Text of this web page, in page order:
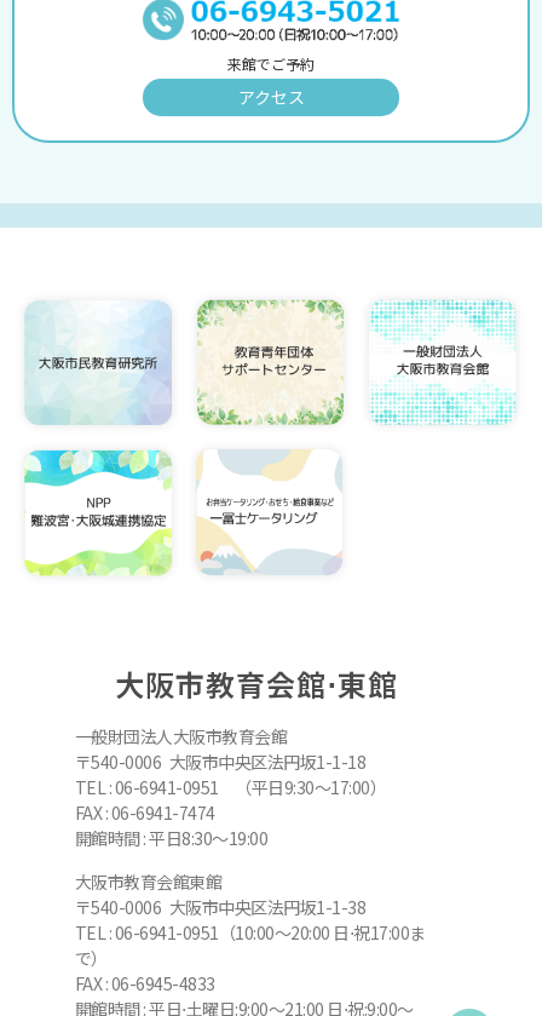
来館でご予約
アクセス
大阪市教育会館⋅東館
一般財団法人大阪市教育会館
〒540-0006 大阪市中央区法円坂1-1-18
TEL : 06-6941-0951 （平日9:30～17:00）
FAX : 06-6941-7474
開館時間 : 平日8:30～19:00
大阪市教育会館東館
〒540-0006 大阪市中央区法円坂1-1-38
TEL : 06-6941-0951（10:00～20:00 日⋅祝17:00ま
で）
FAX : 06-6945-4833
開館時間 : 平日⋅土曜日:9:00～21:00 日⋅祝:9:00～